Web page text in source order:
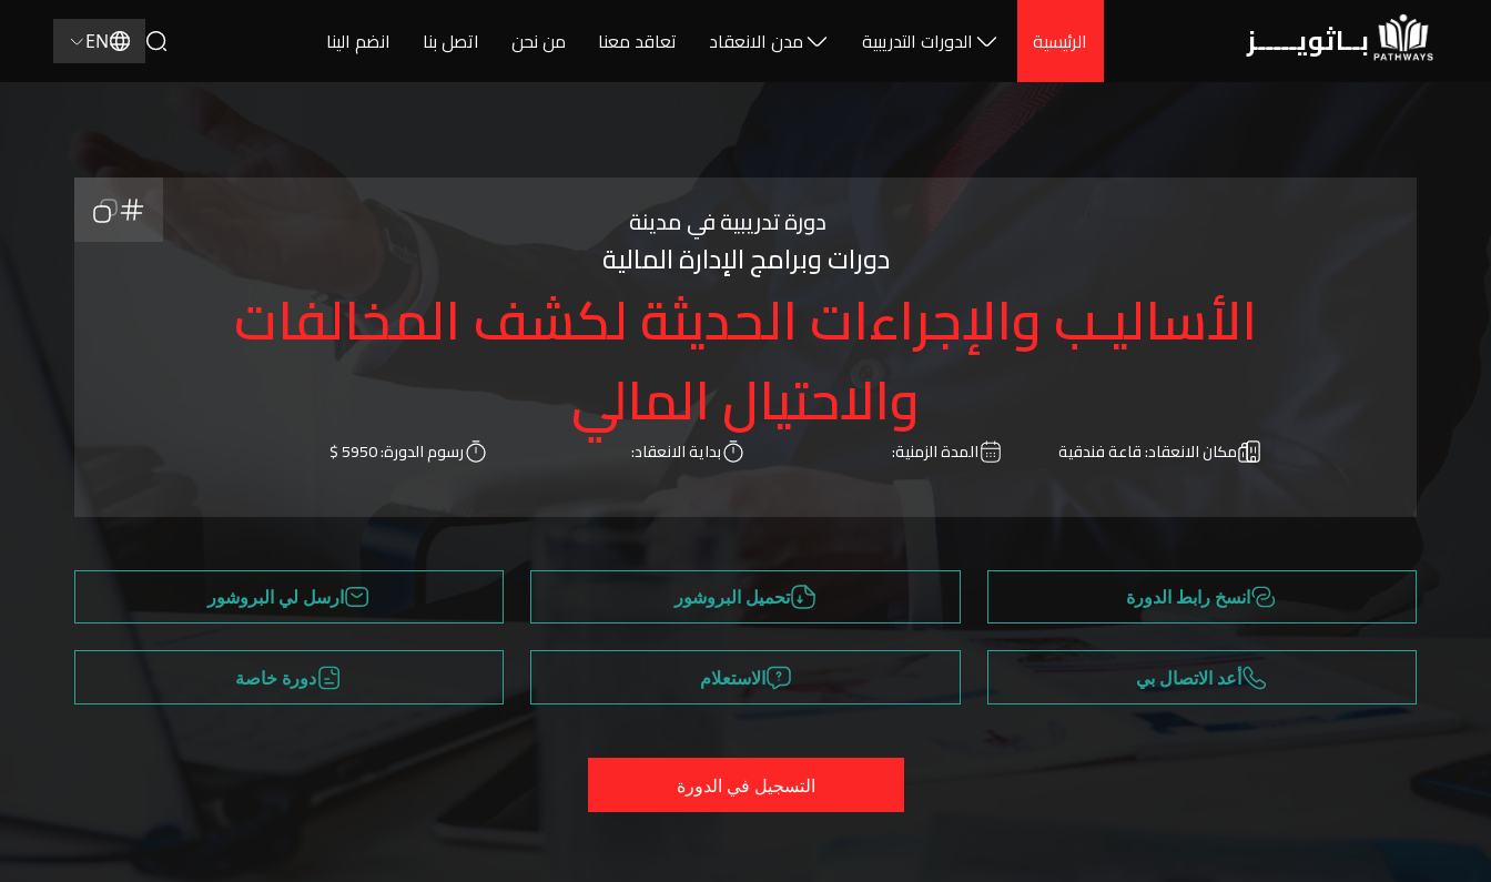
بــاثويـــــز الرئيسية الدورات التدريبية مدن الانعقاد تعاقد معنا من نحن اتصل بنا انضم الينا EN
دورة تدريبية في مدينة
دورات وبرامج الإدارة المالية
الأساليـب والإجراءات الحديثة لكشف المخالفات
والاحتيال المالي
مكان الانعقاد:قاعة فندقية المدة الزمنية: بداية الانعقاد: رسوم الدورة:5950 $
انسخ رابط الدورة تحميل البروشور ارسل لي البروشور
أعد الاتصال بي الاستعلام دورة خاصة
التسجيل في الدورة